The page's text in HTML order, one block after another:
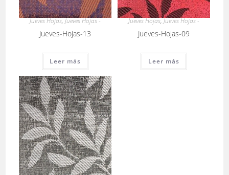
Jueves Hojas,Jueves Hojas -
Jueves-Hojas-13
Leer más
Jueves Hojas,Jueves Hojas -
Jueves-Hojas-09
Leer más